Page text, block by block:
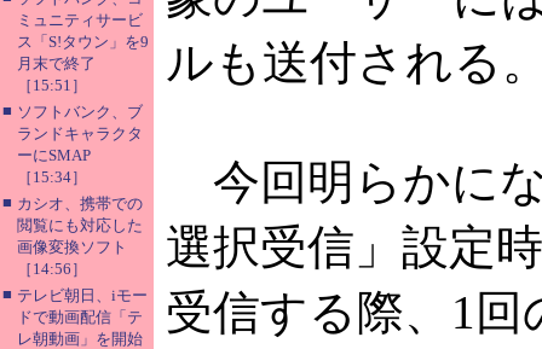
ミュニティサービ
ス「S!タウン」を9
月末で終了
［15:51］
■ ソフトバンク、ブ
ランドキャラクタ
ーにSMAP
［15:34］
■ カシオ、携帯での
閲覧にも対応した
画像変換ソフト
［14:56］
■ テレビ朝日、iモー
ドで動画配信「テ
レ朝動画」を開始
ルも送付される
今回明らかに
選択受信」設定
受信する際、1